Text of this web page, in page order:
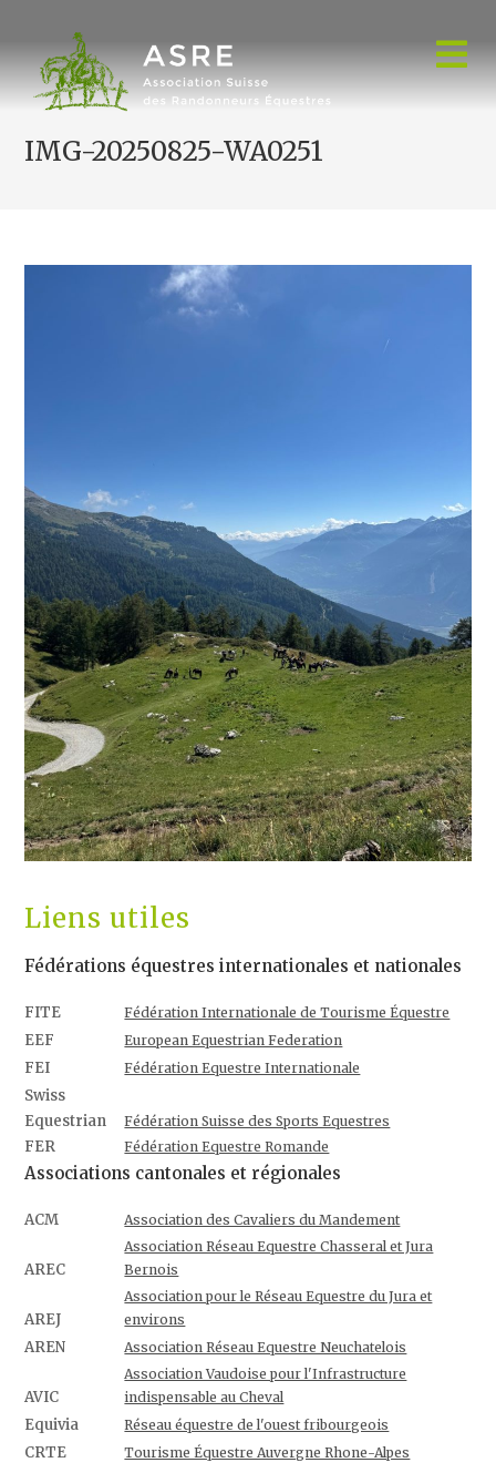
content
IMG-20250825-WA0251
Liens utiles
Fédérations équestres internationales et nationales
FITE Fédération Internationale de Tourisme Équestre
EEF European Equestrian Federation
FEI Fédération Equestre Internationale
Swiss
Equestrian
Fédération Suisse des Sports Equestres
FER Fédération Equestre Romande
Associations cantonales et régionales
ACM Association des Cavaliers du Mandement
AREC
Association Réseau Equestre Chasseral et Jura
Bernois
AREJ
Association pour le Réseau Equestre du Jura et
environs
AREN Association Réseau Equestre Neuchatelois
AVIC
Association Vaudoise pour l'Infrastructure
indispensable au Cheval
Equivia Réseau équestre de l'ouest fribourgeois
CRTE Tourisme Équestre Auvergne Rhone-Alpes